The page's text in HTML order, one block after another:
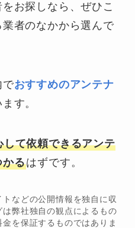
お探しなら、ぜひこ
者のなかから選んで
でおすすめのアンテナ
す。
して依頼できるアンテ
かるはずです。
などの公開情報を独自に収
弊社独自の観点によるもの
を保証するものではありま